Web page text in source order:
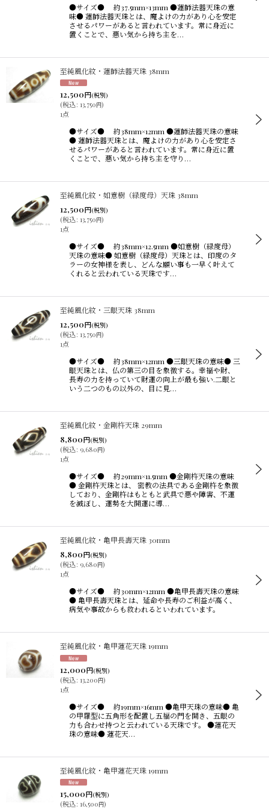
●サイズ● 約37.5mm×13mm ●蓮師法器天珠の意
味● 蓮師法器天珠とは、魔よけの力があり心を安定
させるパワーがあると言われています。常に身近に
置くことで、悪い気から持ち主を…
至純風化紋・蓮師法器天珠 38mm
12,500円(税別)
(税込: 13,750円)
1点
●サイズ● 約38mm×12mm ●蓮師法器天珠の意味
● 蓮師法器天珠とは、魔よけの力があり心を安定さ
せるパワーがあると言われています。常に身近に置
くことで、悪い気から持ち主を守り…
至純風化紋・如意樹（緑度母）天珠 38mm
12,500円(税別)
(税込: 13,750円)
1点
●サイズ● 約38mm×12.5mm ●如意樹（緑度母）
天珠の意味● 如意樹（緑度母）天珠とは、印度のタ
ラーの女神様を表し、どんな願い事も一早く叶えて
くれると云われている天珠です…
至純風化紋・三眼天珠 38mm
12,500円(税別)
(税込: 13,750円)
1点
●サイズ● 約38mm×12mm ●三眼天珠の意味● 三
眼天珠とは、仏の第三の目を象徴する。幸福や財、
長寿の力を持っていて財運の向上が最も強い.二眼と
いう二つのもの以外の、目に見…
至純風化紋・金剛杵天珠 29mm
8,800円(税別)
(税込: 9,680円)
1点
●サイズ● 約29mm×11.5mm ●金剛杵天珠の意味
● 金剛杵天珠とは、 密教の法具である金剛杵を象徴
しており、金剛杵はもともと武具で悪や障害、不運
を滅ぼし、運勢を大開運に導…
至純風化紋・亀甲長壽天珠 30mm
8,800円(税別)
(税込: 9,680円)
1点
●サイズ● 約30mm×12mm ●亀甲長壽天珠の意味
● 亀甲長壽天珠とは、延命や長寿のご利益が高く、
病気や事故からも救われるといわれています。
至純風化紋・亀甲蓮花天珠 19mm
12,000円(税別)
(税込: 13,200円)
1点
●サイズ● 約19mm×16mm ●亀甲天珠の意味● 亀
の甲羅型に五角形を配置し五福の門を開き、五眼の
力も合わせ持つと云われている天珠です。 ●蓮花天
珠の意味● 蓮花天…
至純風化紋・亀甲蓮花天珠 19mm
15,000円(税別)
(税込: 16,500円)